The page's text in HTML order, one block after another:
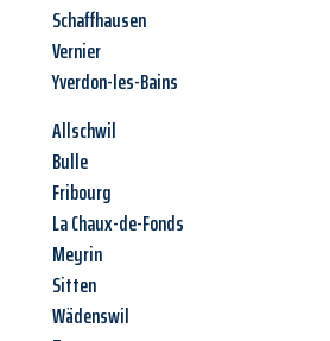
Schaffhausen
Vernier
Yverdon-les-Bains
Allschwil
Bulle
Fribourg
La Chaux-de-Fonds
Meyrin
Sitten
Wädenswil